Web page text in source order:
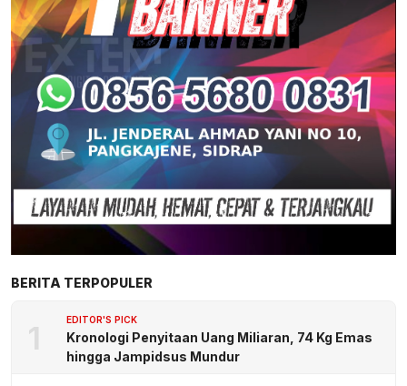
BERITA TERPOPULER
1 EDITOR'S PICK
Kronologi Penyitaan Uang Miliaran, 74 Kg Emas
hingga Jampidsus Mundur